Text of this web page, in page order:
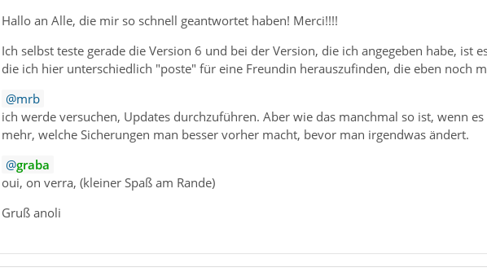
Hallo an Alle, die mir so schnell geantwortet haben! Merci!!!!
Ich selbst teste gerade die Version 6 und bei der Version, die ich angegeben habe, ist
die ich hier unterschiedlich "poste" für eine Freundin herauszufinden, die eben noch
mrb
ich werde versuchen, Updates durchzuführen. Aber wie das manchmal so ist, wenn
mehr, welche Sicherungen man besser vorher macht, bevor man irgendwas ändert.
graba
oui, on verra, (kleiner Spaß am Rande)
Gruß anoli